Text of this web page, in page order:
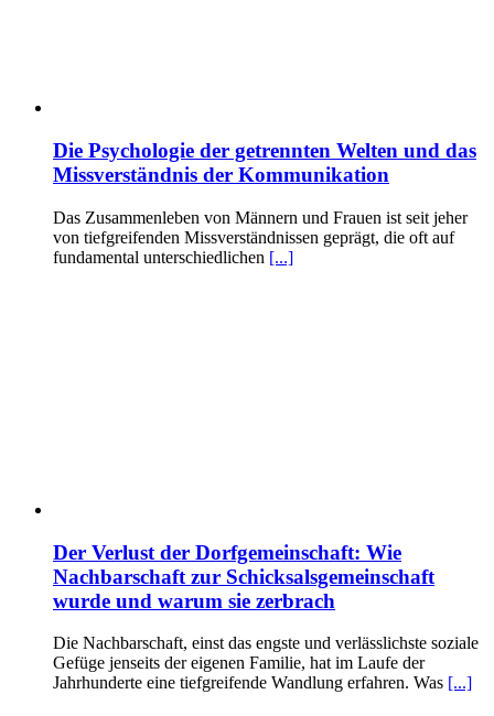
Die Psychologie der getrennten Welten und das
Missverständnis der Kommunikation
Das Zusammenleben von Männern und Frauen ist seit jeher
von tiefgreifenden Missverständnissen geprägt, die oft auf
fundamental unterschiedlichen [...]
Der Verlust der Dorfgemeinschaft: Wie
Nachbarschaft zur Schicksalsgemeinschaft
wurde und warum sie zerbrach
Die Nachbarschaft, einst das engste und verlässlichste soziale
Gefüge jenseits der eigenen Familie, hat im Laufe der
Jahrhunderte eine tiefgreifende Wandlung erfahren. Was [...]